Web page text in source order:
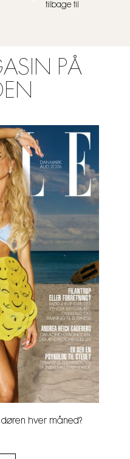
tilbage til
PÅ
døren hver måned?